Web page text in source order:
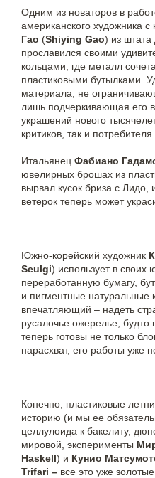
Одним из новаторов в
американского художника с
Гао (Shiying Gao) из штата
прославился своими
кольцами, где металл
пластиковыми бутылками.
материала, не
лишь подчеркивающая его
украшений нового
критиков, так и потребителя.
Итальянец Фабиано
ювелирных брошах из
вырвал кусок бриза с Лидо,
ветерок теперь может
Южно-корейский художник
Seulgi) использует в своих
переработанную бумагу,
и пигментные натуральные
впечатляющий – надеть
русалочье ожерелье,
теперь готовы не только
нарасхват, его работы уже
Конечно, пластиковые
историю (и мы ее
целлулоида к бакелиту,
мировой, эксперименты
Haskell) и Кунио
Trifari – все это уже